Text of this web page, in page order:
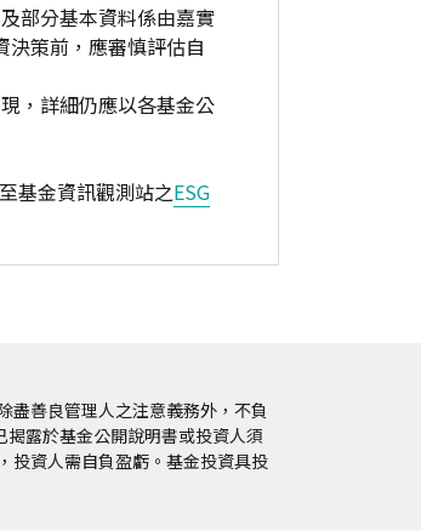
部分基本資料係由嘉實
策前，應審慎評估自
，詳細仍應以各基金公
基金資訊觀測站之ESG
盡善良管理人之注意義務外，不負
露於基金公開說明書或投資人須
投資人需自負盈虧。基金投資具投